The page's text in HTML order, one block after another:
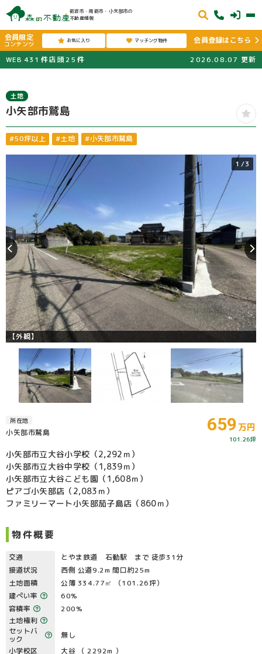
砺波市・南砺市・小矢部市の
不動産情報
会員限定
コンテンツ お気に入り マッチング物件
会員登録はこちら
WEB 431 件店頭25 件 2026.08.07 更新
土地
小矢部市鷲島
#50坪以上 #土地 #小矢部市鷲島
1 /3
【外観】
所在地
小矢部市鷲島 659万円
101.26坪
小矢部市立大谷小学校（2,292ｍ）
小矢部市立大谷中学校（1,839ｍ）
小矢部市立大谷こども園（1,608ｍ）
ピアゴ小矢部店（2,083ｍ）
ファミリーマート小矢部茄子島店（860ｍ）
物件概要
交通
とやま鉄道 石動駅 まで 徒歩31分
接道状況
西側 公道9.2m 間口約25m
土地面積
公簿 334.77㎡ （101.26坪）
建ぺい率
60%
容積率
200%
土地権利
セットバ
ック
無し
小学校区
大谷 （ 2292m ）